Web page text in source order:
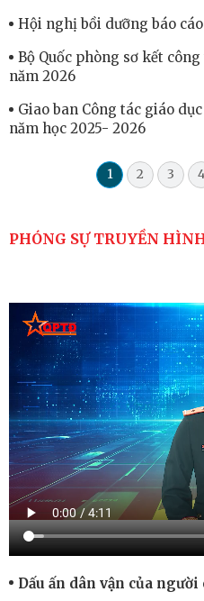
Hội nghị bồi dưỡng báo
Bộ Quốc phòng sơ kết
năm 2026
Giao ban Công tác giáo
năm học 2025- 2026
1 2 3
PHÓNG SỰ TRUYỀN
Dấu ấn dân vận của